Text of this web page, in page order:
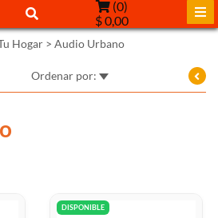
(0)
$ 0,00
Hogar > Audio Urbano
Ordenar por:
DISPONIBLE